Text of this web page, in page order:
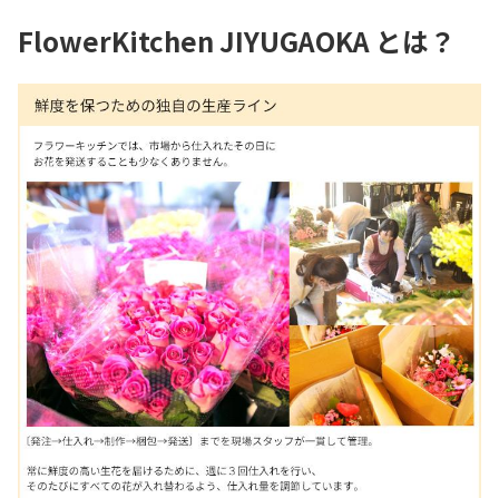
FlowerKitchen JIYUGAOKA とは？